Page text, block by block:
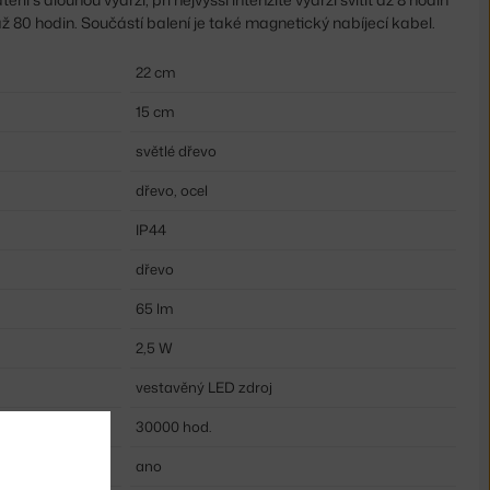
80 hodin. Součástí balení je také magnetický nabíjecí kabel.
22 cm
15 cm
světlé dřevo
dřevo, ocel
IP44
dřevo
65 lm
2,5 W
vestavěný LED zdroj
30000 hod.
ano